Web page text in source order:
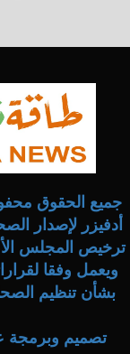
جميع الحقوق
أدفيزر لإصدار
بشأن تنظيم
تصميم وبرمجة